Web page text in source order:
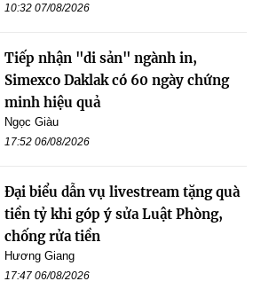
10:32 07/08/2026
Tiếp nhận "di sản" ngành in,
Simexco Daklak có 60 ngày chứng
minh hiệu quả
Ngọc Giàu
17:52 06/08/2026
Đại biểu dẫn vụ livestream tặng quà
tiền tỷ khi góp ý sửa Luật Phòng,
chống rửa tiền
Hương Giang
17:47 06/08/2026